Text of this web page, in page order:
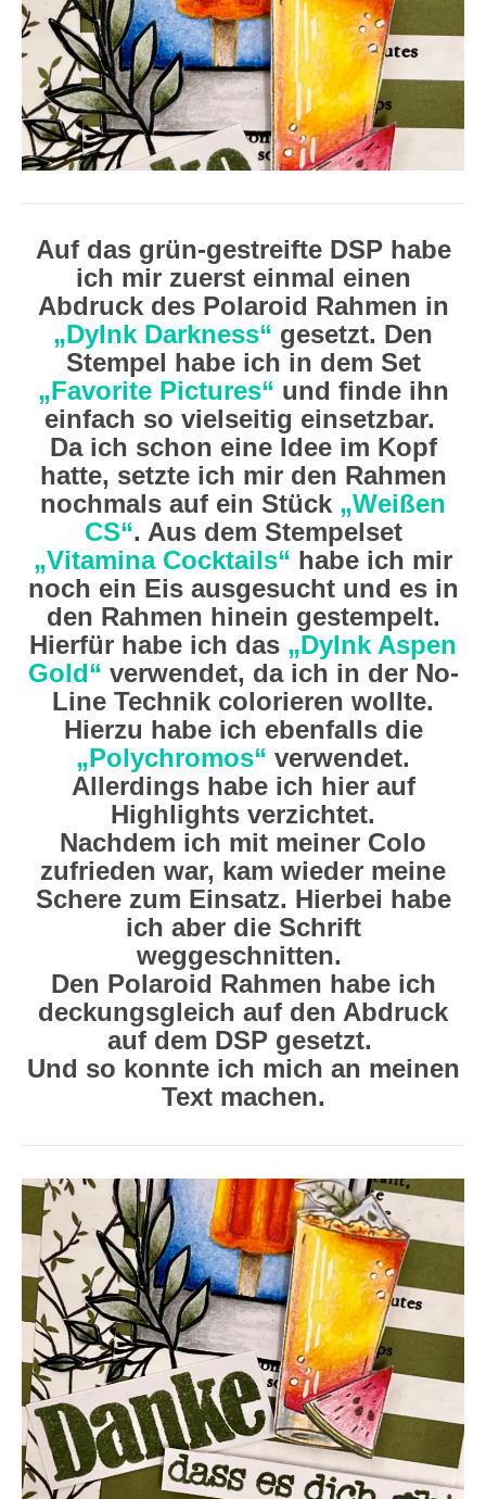
Auf das grün-gestreifte DSP habe
ich mir zuerst einmal einen
Abdruck des Polaroid Rahmen in
„DyInk Darkness“ gesetzt. Den
Stempel habe ich in dem Set
„Favorite Pictures“ und finde ihn
einfach so vielseitig einsetzbar.
Da ich schon eine Idee im Kopf
hatte, setzte ich mir den Rahmen
nochmals auf ein Stück „Weißen
CS“. Aus dem Stempelset
„Vitamina Cocktails“ habe ich mir
noch ein Eis ausgesucht und es in
den Rahmen hinein gestempelt.
Hierfür habe ich das „DyInk Aspen
Gold“ verwendet, da ich in der No-
Line Technik colorieren wollte.
Hierzu habe ich ebenfalls die
„Polychromos“ verwendet.
Allerdings habe ich hier auf
Highlights verzichtet.
Nachdem ich mit meiner Colo
zufrieden war, kam wieder meine
Schere zum Einsatz. Hierbei habe
ich aber die Schrift
weggeschnitten.
Den Polaroid Rahmen habe ich
deckungsgleich auf den Abdruck
auf dem DSP gesetzt.
Und so konnte ich mich an meinen
Text machen.